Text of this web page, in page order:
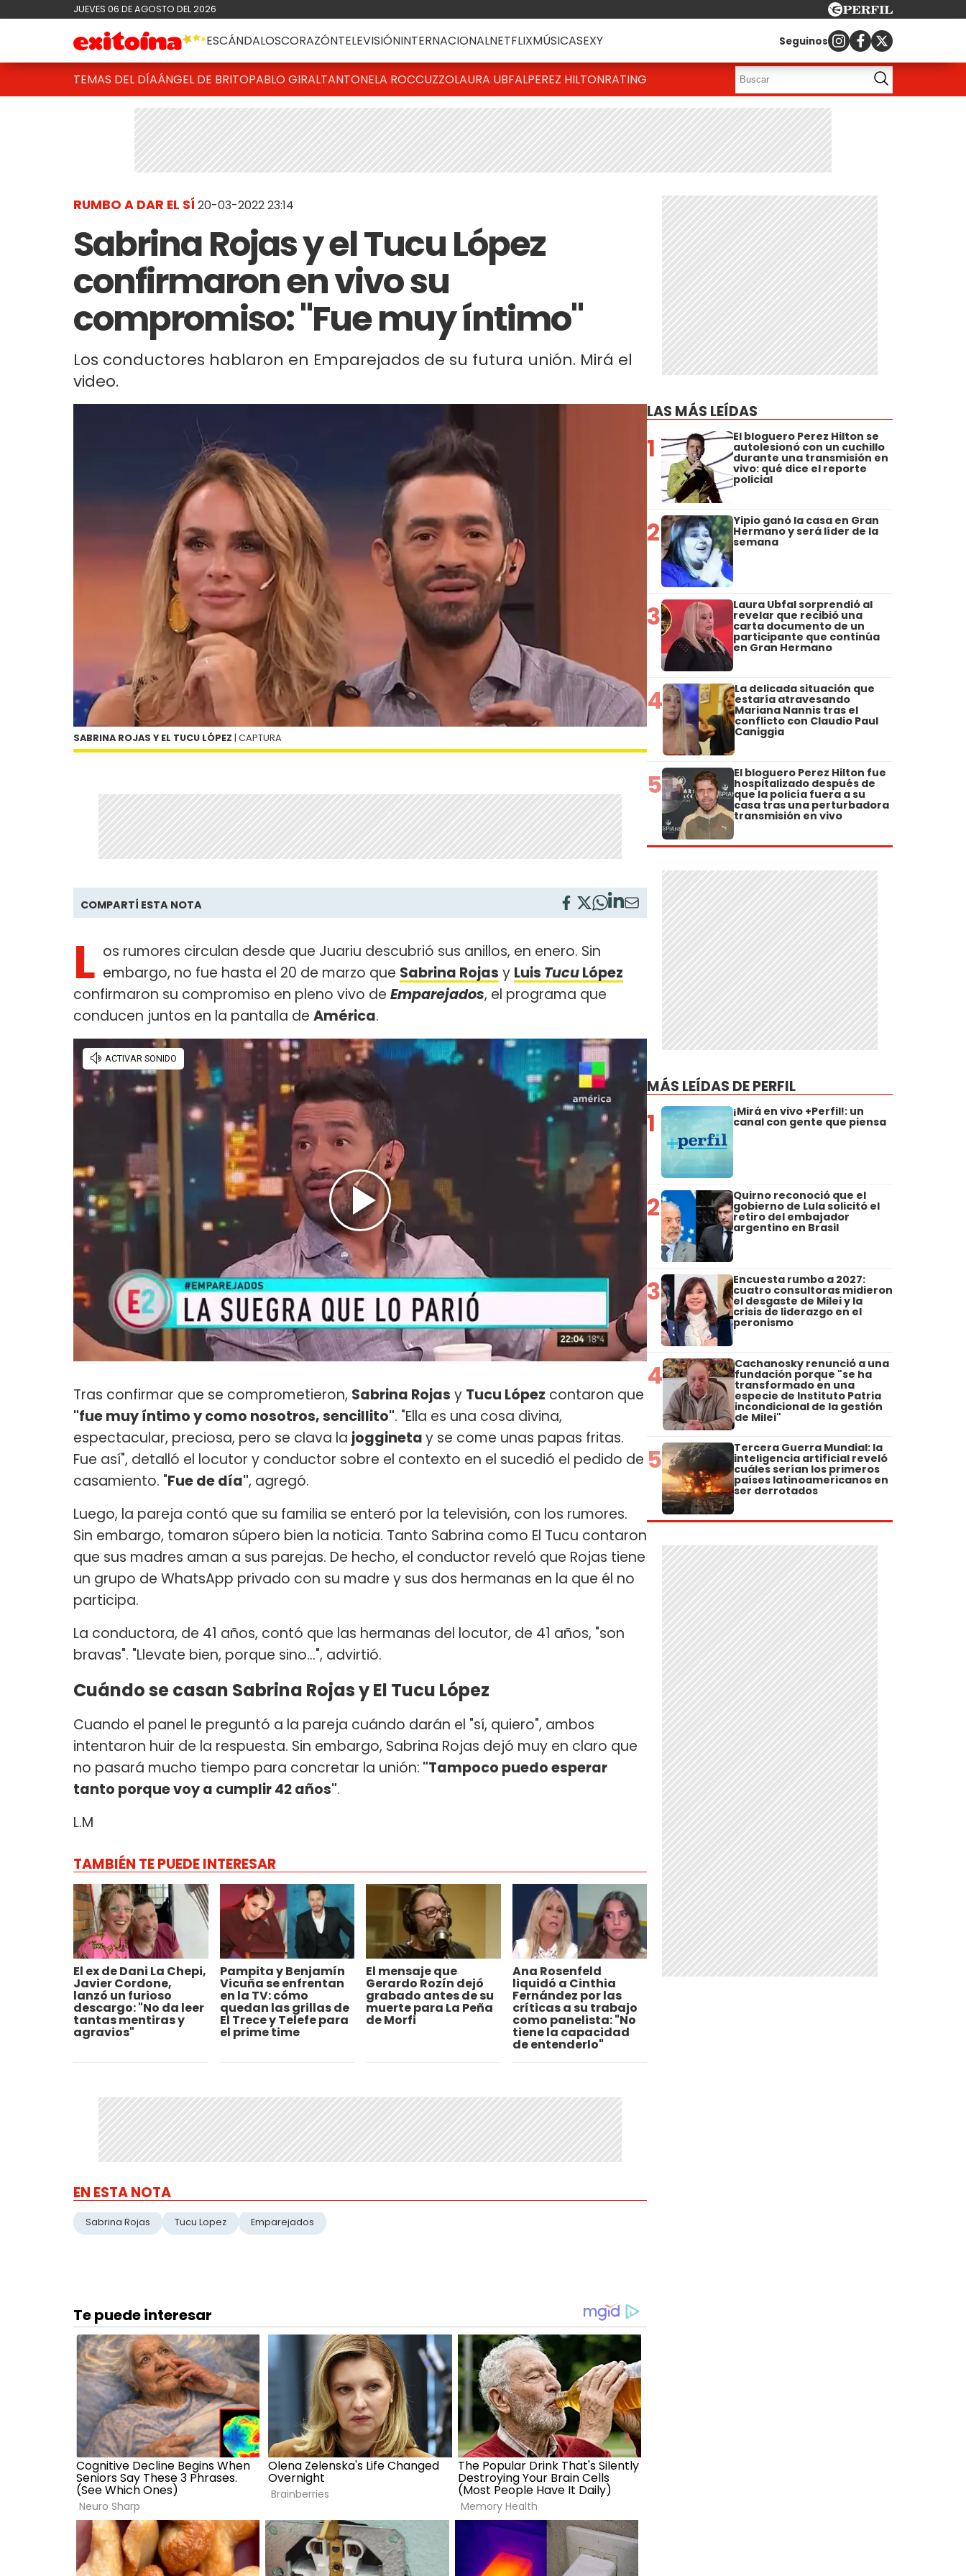
JUEVES 06 DE AGOSTO DEL 2026
ESCÁNDALOSCORAZÓNTELEVISIÓNINTERNACIONALNETFLIXMÚSICASEXY Seguinos
TEMAS DEL DÍAÁNGEL DE BRITOPABLO GIRALTANTONELA ROCCUZZOLAURA UBFALPEREZ HILTONRATING
RUMBO A DAR EL SÍ 20-03-2022 23:14
Sabrina Rojas y el Tucu López
confirmaron en vivo su
compromiso: "Fue muy íntimo"
Los conductores hablaron en Emparejados de su futura unión. Mirá el
video.
SABRINA ROJAS Y EL TUCU LÓPEZ | CAPTURA
COMPARTÍ ESTA NOTA
L os rumores circulan desde que Juariu descubrió sus anillos, en enero. Sin
embargo, no fue hasta el 20 de marzo que Sabrina Rojas y Luis TucuLópez
confirmaron su compromiso en pleno vivo de Emparejados, el programa que
conducen juntos en la pantalla de América.
Tras confirmar que se comprometieron, Sabrina Rojas y Tucu López contaron que
"fue muy íntimo y como nosotros, sencillito". "Ella es una cosa divina,
espectacular, preciosa, pero se clava la jogginetay se come unas papas fritas.
Fue así", detalló el locutor y conductor sobre el contexto en el sucedió el pedido de
casamiento. "Fue de día", agregó.
Luego, la pareja contó que su familia se enteró por la televisión, con los rumores.
Sin embargo, tomaron súpero bien la noticia. Tanto Sabrina como El Tucu contaron
que sus madres aman a sus parejas. De hecho, el conductor reveló que Rojas tiene
un grupo de WhatsApp privado con su madre y sus dos hermanas en la que él no
participa.
La conductora, de 41 años, contó que las hermanas del locutor, de 41 años, "son
bravas". "Llevate bien, porque sino...", advirtió.
Cuándo se casan Sabrina Rojas y El Tucu López
Cuando el panel le preguntó a la pareja cuándo darán el "sí, quiero", ambos
intentaron huir de la respuesta. Sin embargo, Sabrina Rojas dejó muy en claro que
no pasará mucho tiempo para concretar la unión: "Tampoco puedo esperar
tanto porque voy a cumplir 42 años".
L.M
TAMBIÉN TE PUEDE INTERESAR
El ex de Dani La Chepi,
Javier Cordone,
lanzó un furioso
descargo: "No da leer
tantas mentiras y
agravios"
Pampita y Benjamín
Vicuña se enfrentan
en la TV: cómo
quedan las grillas de
El Trece y Telefe para
el prime time
El mensaje que
Gerardo Rozín dejó
grabado antes de su
muerte para La Peña
de Morfi
Ana Rosenfeld
liquidó a Cinthia
Fernández por las
críticas a su trabajo
como panelista: "No
tiene la capacidad
de entenderlo"
EN ESTA NOTA
Sabrina Rojas Tucu Lopez Emparejados
LAS MÁS LEÍDAS
1 El bloguero Perez Hilton se
autolesionó con un cuchillo
durante una transmisión en
vivo: qué dice el reporte
policial
2 Yipio ganó la casa en Gran
Hermano y será líder de la
semana
3 Laura Ubfal sorprendió al
revelar que recibió una
carta documento de un
participante que continúa
en Gran Hermano
4 La delicada situación que
estaría atravesando
Mariana Nannis tras el
conflicto con Claudio Paul
Caniggia
5 El bloguero Perez Hilton fue
hospitalizado después de
que la policía fuera a su
casa tras una perturbadora
transmisión en vivo
MÁS LEÍDAS DE PERFIL
1 ¡Mirá en vivo +Perfil!: un
canal con gente que piensa
2 Quirno reconoció que el
gobierno de Lula solicitó el
retiro del embajador
argentino en Brasil
3 Encuesta rumbo a 2027:
cuatro consultoras midieron
el desgaste de Milei y la
crisis de liderazgo en el
peronismo
4 Cachanosky renunció a una
fundación porque "se ha
transformado en una
especie de Instituto Patria
incondicional de la gestión
de Milei"
5 Tercera Guerra Mundial: la
inteligencia artificial reveló
cuáles serían los primeros
países latinoamericanos en
ser derrotados